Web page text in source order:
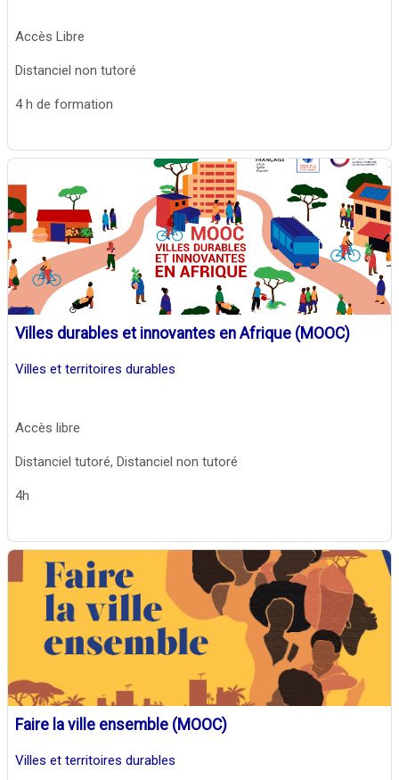
Accès Libre
Distanciel non tutoré
4 h de formation
Villes durables et innovantes en Afrique (MOOC)
Villes et territoires durables
Accès libre
Distanciel tutoré, Distanciel non tutoré
4h
Faire la ville ensemble (MOOC)
Villes et territoires durables